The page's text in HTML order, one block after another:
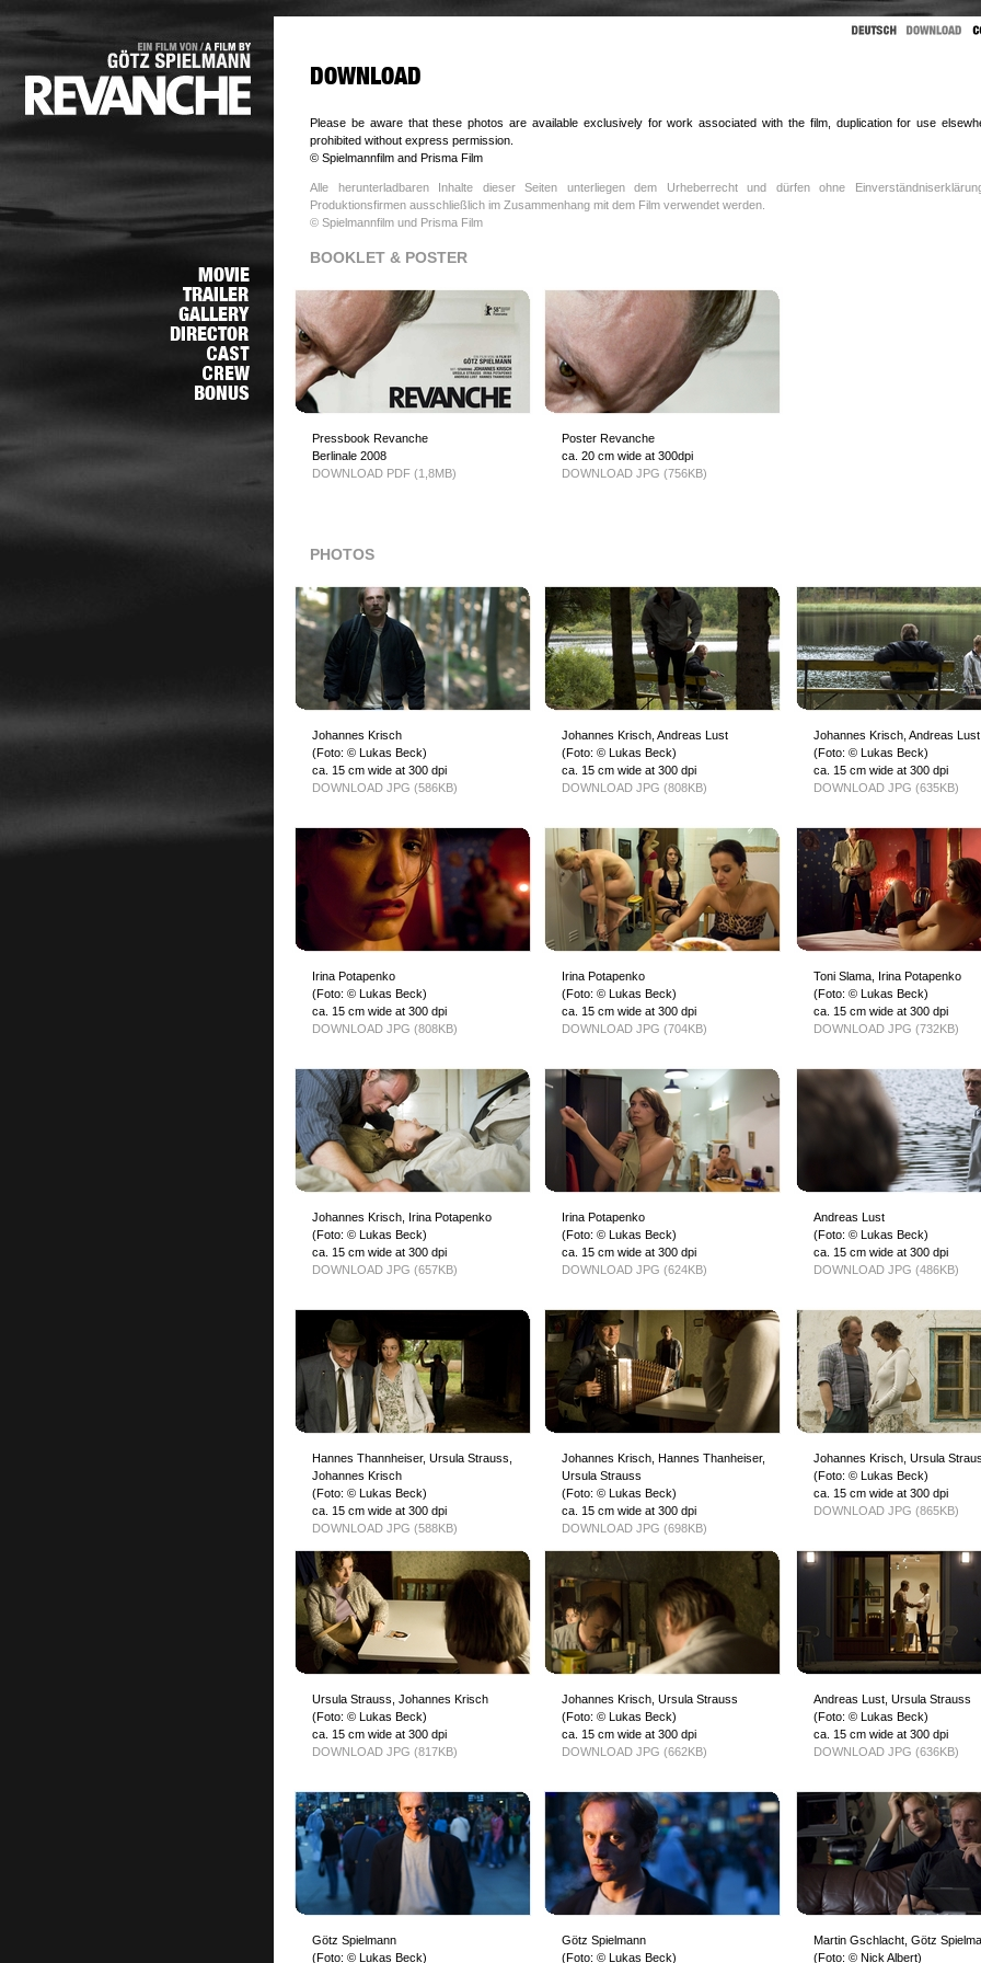
Please be aware that these photos are available exclusively for work associated with the film, duplication for use
prohibited without express permission.
© Spielmannfilm and Prisma Film
Alle herunterladbaren Inhalte dieser Seiten unterliegen dem Urheberrecht und dürfen ohne
Produktionsfirmen ausschließlich im Zusammenhang mit dem Film verwendet werden.
© Spielmannfilm und Prisma Film
BOOKLET & POSTER
Pressbook Revanche
Berlinale 2008
DOWNLOAD PDF (1,8MB)
Poster Revanche
ca. 20 cm wide at 300dpi
DOWNLOAD JPG (756KB)
PHOTOS
Johannes Krisch
(Foto: © Lukas Beck)
ca. 15 cm wide at 300 dpi
DOWNLOAD JPG (586KB)
Johannes Krisch, Andreas Lust
(Foto: © Lukas Beck)
ca. 15 cm wide at 300 dpi
DOWNLOAD JPG (635KB)
Johannes Krisch, Andreas Lust
(Foto: © Lukas Beck)
ca. 15 cm wide at 300 dpi
DOWNLOAD JPG (808KB)
Irina Potapenko
(Foto: © Lukas Beck)
ca. 15 cm wide at 300 dpi
DOWNLOAD JPG (808KB)
Toni Slama, Irina Potapenko
(Foto: © Lukas Beck)
ca. 15 cm wide at 300 dpi
DOWNLOAD JPG (732KB)
Irina Potapenko
(Foto: © Lukas Beck)
ca. 15 cm wide at 300 dpi
DOWNLOAD JPG (704KB)
Johannes Krisch, Irina Potapenko
(Foto: © Lukas Beck)
ca. 15 cm wide at 300 dpi
DOWNLOAD JPG (657KB)
Andreas Lust
(Foto: © Lukas Beck)
ca. 15 cm wide at 300 dpi
DOWNLOAD JPG (486KB)
Irina Potapenko
(Foto: © Lukas Beck)
ca. 15 cm wide at 300 dpi
DOWNLOAD JPG (624KB)
Hannes Thannheiser, Ursula Strauss,
Johannes Krisch
(Foto: © Lukas Beck)
ca. 15 cm wide at 300 dpi
DOWNLOAD JPG (588KB)
Johannes Krisch, Ursula
(Foto: © Lukas Beck)
ca. 15 cm wide at 300 dpi
DOWNLOAD JPG (865KB)
Johannes Krisch, Hannes Thanheiser,
Ursula Strauss
(Foto: © Lukas Beck)
ca. 15 cm wide at 300 dpi
DOWNLOAD JPG (698KB)
Ursula Strauss, Johannes Krisch
(Foto: © Lukas Beck)
ca. 15 cm wide at 300 dpi
DOWNLOAD JPG (817KB)
Andreas Lust, Ursula Strauss
(Foto: © Lukas Beck)
ca. 15 cm wide at 300 dpi
DOWNLOAD JPG (636KB)
Johannes Krisch, Ursula Strauss
(Foto: © Lukas Beck)
ca. 15 cm wide at 300 dpi
DOWNLOAD JPG (662KB)
Götz Spielmann
(Foto: © Lukas Beck)
Martin Gschlacht, Götz
(Foto: © Nick Albert)
Götz Spielmann
(Foto: © Lukas Beck)